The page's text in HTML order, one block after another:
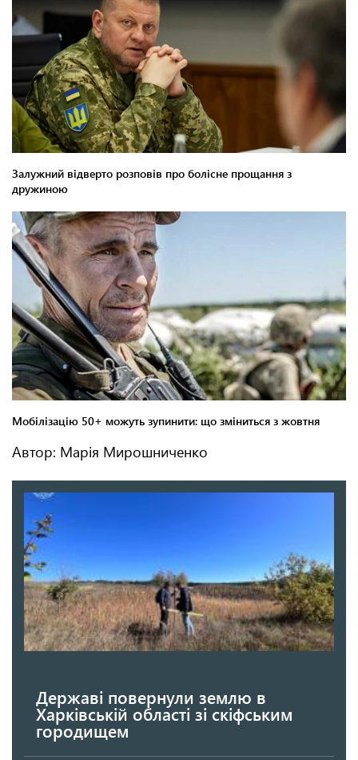
Автор: Марія Мирошниченко
Державі повернули землю в
Харківській області зі скіфським
городищем